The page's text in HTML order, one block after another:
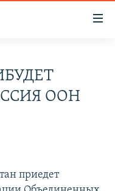
ООН
приедет